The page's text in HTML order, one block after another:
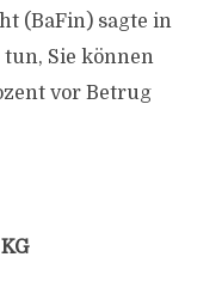
(BaFin) sagte in
tun, Sie können
vor Betrug